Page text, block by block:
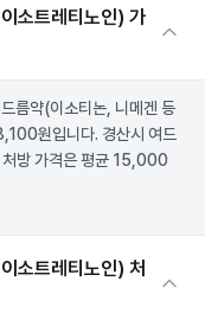
소트레티노인) 가
름약(이소티논, 니메겐 등
원입니다. 경산시 여드
처방 가격은 평균 15,000
소트레티노인) 처